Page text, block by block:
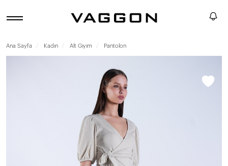
Ana Sayfa Kadın Alt Giyim Pantolon